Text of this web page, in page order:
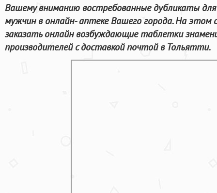
Вашему вниманию востребованные дубликаты
мужчин в онлайн- аптеке Вашего города. На
заказать онлайн возбуждающие таблетки
производителей с доставкой почтой в Тольятти.